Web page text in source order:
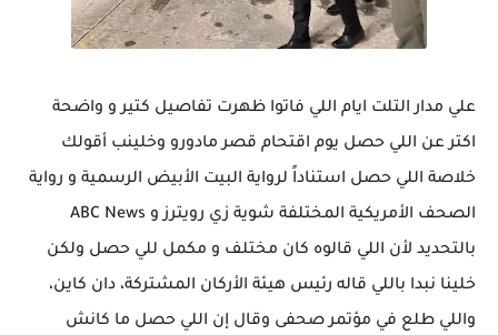
علي مدار التلت ايام اللي فاتوا ظهرت تفاصيل كتير و واضحة
اكتر عن اللي حصل يوم اقتحام قصر مادورو وخلينب أقولك
خلاصة اللي حصل استناداً لرواية البيت الأبيض الرسمية و رواية
الصحف الأمريكية المختلفة شوية زي رويترز و ABC News
بالتحديد لأن اللي قالوه كان مختلف و مكمل للي حصل ولكن
خلينا نبدا باللي قاله رئيس هيئة الأركان المشتركة، دان كاين،
واللي طلع في مؤتمر صحفى وقال إن اللي حصل ما كانش